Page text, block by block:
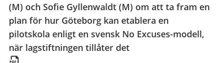
(M) och Sofie Gyllenwaldt (M) om att ta fram en
plan för hur Göteborg kan etablera en
pilotskola enligt en svensk No Excuses-modell,
när lagstiftningen tillåter det